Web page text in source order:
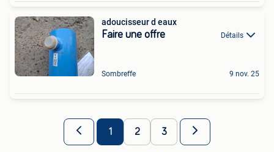
adoucisseur d eaux
Faire une offre Détails
Sombreffe 9 nov. 25
1 2 3